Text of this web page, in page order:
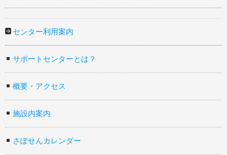
センター利用案内
サポートセンターとは？
概要・アクセス
施設内案内
さぽせんカレンダー